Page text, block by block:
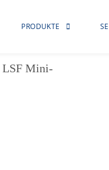
PRODUKTE
LSF Mini-